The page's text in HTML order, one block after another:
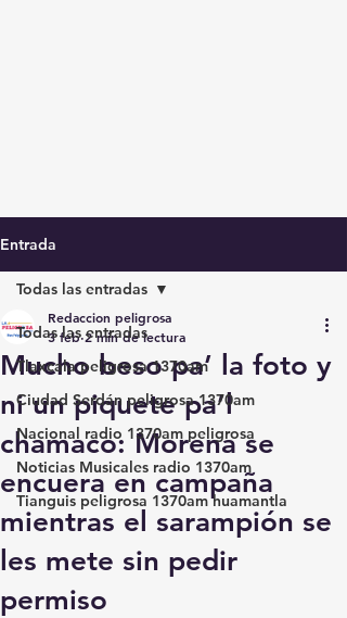
Entrada
Todas las entradas
Tlaxcala peligrosa 1370am
Ciudad Serdán peligrosa 1370am
Nacional radio 1370am peligrosa
Noticias Musicales radio 1370am
Tianguis peligrosa 1370am huamantla
Todas las entradas
Mucho beso pa’ la foto y
ni un piquete pa’l
chamaco: Morena se
encuera en campaña
mientras el sarampión se
les mete sin pedir
permiso
Redaccion peligrosa
3 feb 2 min de lectura